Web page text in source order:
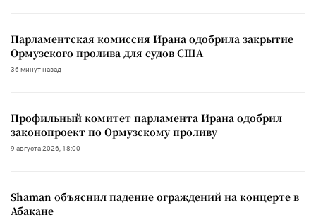
Парламентская комиссия Ирана одобрила закрытие
Ормузского пролива для судов США
36 минут назад
Профильный комитет парламента Ирана одобрил
законопроект по Ормузскому проливу
9 августа 2026, 18:00
Shaman объяснил падение ограждений на концерте в
Абакане